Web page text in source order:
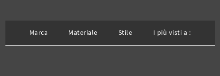
Marca Materiale Stile I più visti a :